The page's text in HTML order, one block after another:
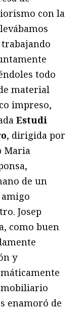
con la
trabajando
todo
material
impreso,
Estudi
, dirigida por
Maria
de un
Josep
como buen
y
mobiliario
enamoró de